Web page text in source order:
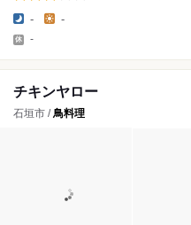
- -
-
チキンヤロー
石垣市 /鳥料理